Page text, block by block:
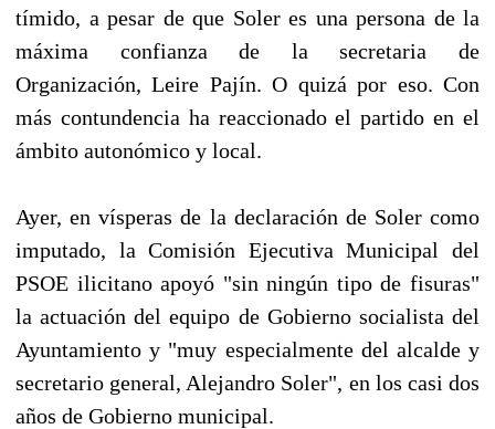
tímido, a pesar de que Soler es una persona de la
máxima confianza de la secretaria de
Organización, Leire Pajín. O quizá por eso. Con
más contundencia ha reaccionado el partido en el
ámbito autonómico y local.
Ayer, en vísperas de la declaración de Soler como
imputado, la Comisión Ejecutiva Municipal del
PSOE ilicitano apoyó "sin ningún tipo de fisuras"
la actuación del equipo de Gobierno socialista del
Ayuntamiento y "muy especialmente del alcalde y
secretario general, Alejandro Soler", en los casi dos
años de Gobierno municipal.